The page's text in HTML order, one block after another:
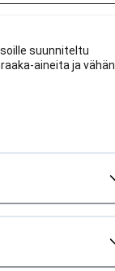
suunniteltu
aineita ja vähän